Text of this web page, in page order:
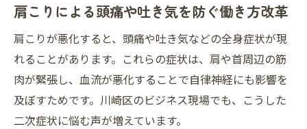
肩こりによる頭痛や吐き気を防ぐ働き方改革
肩こりが悪化すると、頭痛や吐き気などの全身症状が現
れることがあります。これらの症状は、肩や首周辺の筋
肉が緊張し、血流が悪化することで自律神経にも影響を
及ぼすためです。川崎区のビジネス現場でも、こうした
二次症状に悩む声が増えています。